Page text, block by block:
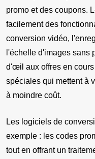
promo et des coupons.
facilement des
conversion vidéo,
l'échelle d'images sans
d'œil aux offres en
spéciales qui mettent à
à moindre coût.
Les logiciels de
exemple : les codes
tout en offrant un